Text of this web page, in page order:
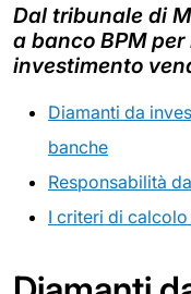
Dal tribunale di
a banco BPM
investimento
Diamanti da
banche
Responsabilità
I criteri di